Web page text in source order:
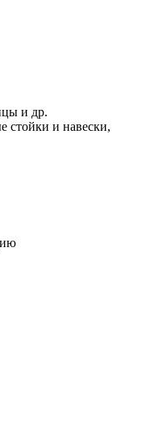
и др.
стойки и навески,